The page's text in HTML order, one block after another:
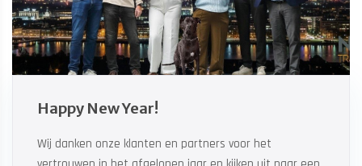
Happy New Year!
Wij danken onze klanten en partners voor het